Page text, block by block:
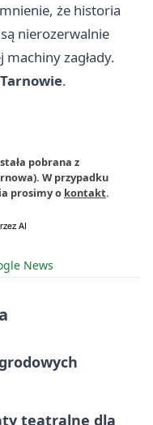
że historia
nierozerwalnie
zagłady.
.
pobrana z
W przypadku
prosimy o kontakt.
News
teatralne dla